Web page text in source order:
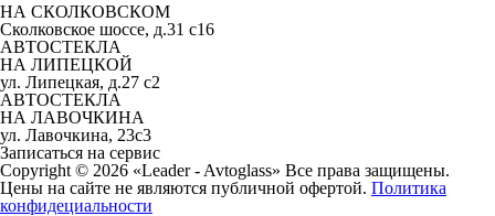
НА СКОЛКОВСКОМ
Сколковское шоссе, д.31 с16
АВТОСТЕКЛА
НА ЛИПЕЦКОЙ
ул. Липецкая, д.27 с2
АВТОСТЕКЛА
НА ЛАВОЧКИНА
ул. Лавочкина, 23с3
Записаться на сервис
Copyright © 2026 «Leader - Avtoglass» Все права защищены.
Цены на сайте не являются публичной офертой. Политика
конфидециальности